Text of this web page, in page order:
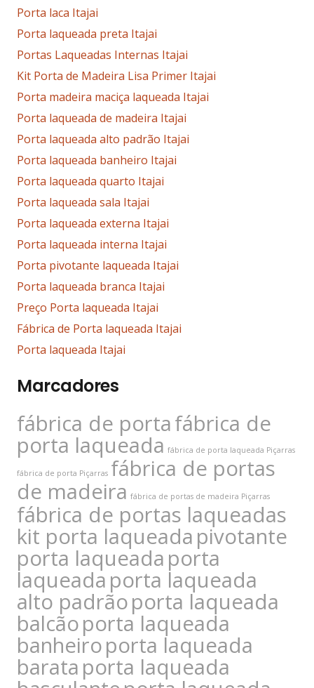
Porta laca Itajai
Porta laqueada preta Itajai
Portas Laqueadas Internas Itajai
Kit Porta de Madeira Lisa Primer Itajai
Porta madeira maciça laqueada Itajai
Porta laqueada de madeira Itajai
Porta laqueada alto padrão Itajai
Porta laqueada banheiro Itajai
Porta laqueada quarto Itajai
Porta laqueada sala Itajai
Porta laqueada externa Itajai
Porta laqueada interna Itajai
Porta pivotante laqueada Itajai
Porta laqueada branca Itajai
Preço Porta laqueada Itajai
Fábrica de Porta laqueada Itajai
Porta laqueada Itajai
Marcadores
fábrica de portafábrica de
porta laqueada fábrica de porta laqueada Piçarras
fábrica de porta Piçarras fábrica de portas
de madeira fábrica de portas de madeira Piçarras
fábrica de portas laqueadas
kit porta laqueada pivotante
porta laqueada porta
laqueada porta laqueada
alto padrãoporta laqueada
balcãoporta laqueada
banheiroporta laqueada
barata porta laqueada